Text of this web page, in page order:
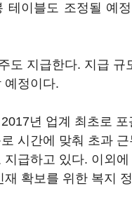
테이블도 조정될 예
도 지급한다. 지급 규
예정이다.
년 업계 최초로 포
시간에 맞춰 초과 근
지급하고 있다. 이외
재 확보를 위한 복지